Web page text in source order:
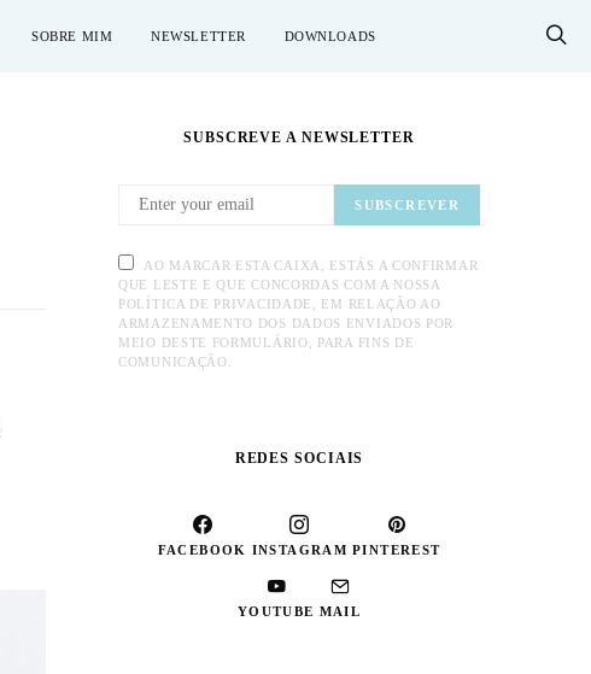
SOBRE MIM NEWSLETTER DOWNLOADS
SUBSCREVE A NEWSLETTER
SUBSCREVER
AO MARCAR ESTA CAIXA, ESTÁS A CONFIRMAR
QUE LESTE E QUE CONCORDAS COM A NOSSA
POLÍTICA DE PRIVACIDADE, EM RELAÇÃO AO
ARMAZENAMENTO DOS DADOS ENVIADOS POR
MEIO DESTE FORMULÁRIO, PARA FINS DE
COMUNICAÇÃO.
REDES SOCIAIS
FACEBOOK INSTAGRAM PINTEREST
YOUTUBE MAIL